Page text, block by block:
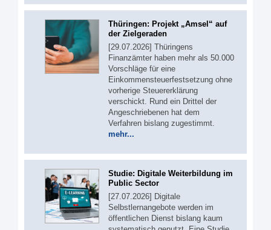
Thüringen: Projekt „Amsel“ auf
der Zielgeraden
[29.07.2026] Thüringens
Finanzämter haben mehr als 50.000
Vorschläge für eine
Einkommensteuerfestsetzung ohne
vorherige Steuererklärung
verschickt. Rund ein Drittel der
Angeschriebenen hat dem
Verfahren bislang zugestimmt.
mehr...
Studie: Digitale Weiterbildung im
Public Sector
[27.07.2026] Digitale
Selbstlernangebote werden im
öffentlichen Dienst bislang kaum